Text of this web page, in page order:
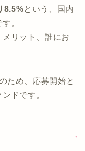
8.5%という、国内
。
リット、誰にお
ため、応募開始と
ドです。